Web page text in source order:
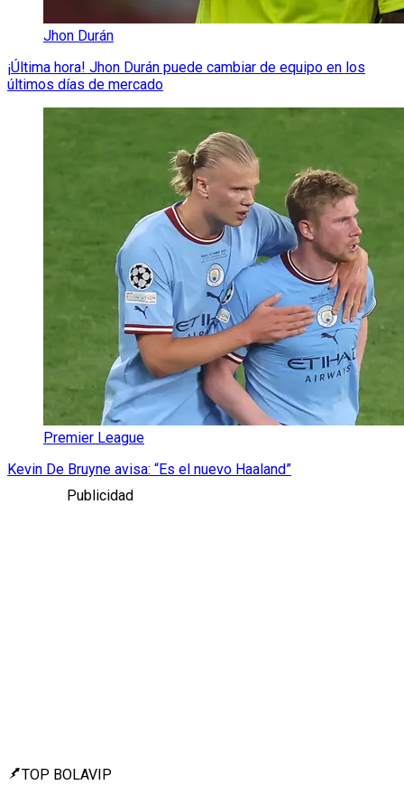
Jhon Durán
¡Última hora! Jhon Durán puede cambiar de equipo en los
últimos días de mercado
Premier League
Kevin De Bruyne avisa: “Es el nuevo Haaland”
Publicidad
TOP BOLAVIP